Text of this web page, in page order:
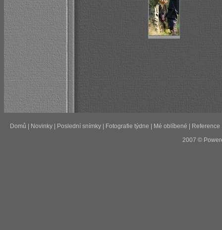
Domů Novinky| Poslední snímky| Fotografie týdne Mé oblíbené Reference
2007 ©